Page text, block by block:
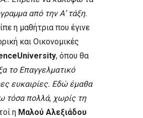
από την Α’ τάξη.
η μαθήτρια που έγινε
και Οικονομικές
, όπου θα
το Επαγγελματικό
ευκαιρίες. Εδώ έμαθα
τόσα πολλά, χωρίς τη
η Μαλού Αλεξιάδου